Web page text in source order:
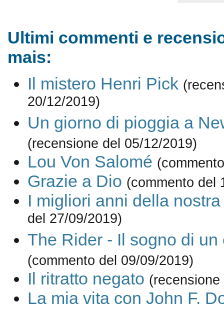
Ultimi commenti e
mais:
Il mistero Henri Pick
20/12/2019)
Un giorno di pioggia a
(recensione del 05/12/2019)
Lou Von Salomé
Grazie a Dio (commento del
I migliori anni della
del 27/09/2019)
The Rider - Il sogno di un
(commento del 09/09/2019)
Il ritratto negato
La mia vita con John F.